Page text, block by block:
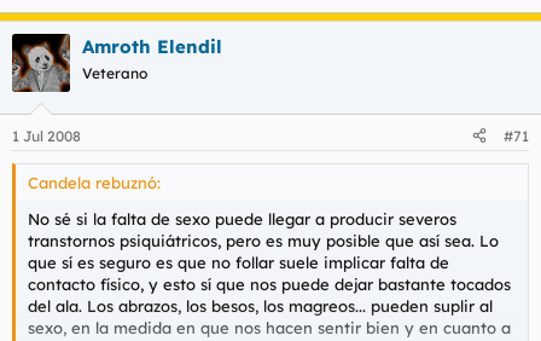
Amroth Elendil
Veterano
1 Jul 2008 #71
Candela rebuznó:
No sé si la falta de sexo puede llegar a producir severos
transtornos psiquiátricos, pero es muy posible que así sea. Lo
que sí es seguro es que no follar suele implicar falta de
contacto físico, y esto sí que nos puede dejar bastante tocados
del ala. Los abrazos, los besos, los magreos... pueden suplir al
sexo, en la medida en que nos hacen sentir bien y en cuanto a